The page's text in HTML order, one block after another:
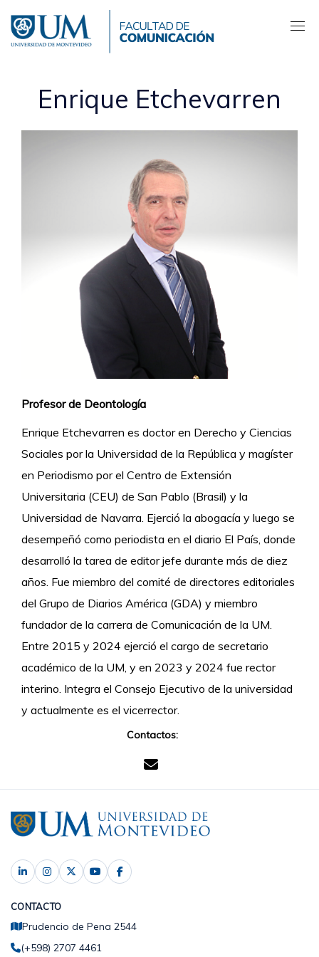
contenido
principal
Enrique Etchevarren
Profesor de Deontología
Enrique Etchevarren es doctor en Derecho y Ciencias
Sociales por la Universidad de la República y magíster
en Periodismo por el Centro de Extensión
Universitaria (CEU) de San Pablo (Brasil) y la
Universidad de Navarra. Ejerció la abogacía y luego se
desempeñó como periodista en el diario El País, donde
desarrolló la tarea de editor jefe durante más de diez
años. Fue miembro del comité de directores editoriales
del Grupo de Diarios América (GDA) y miembro
fundador de la carrera de Comunicación de la UM.
Entre 2015 y 2024 ejerció el cargo de secretario
académico de la UM, y en 2023 y 2024 fue rector
interino. Integra el Consejo Ejecutivo de la universidad
y actualmente es el vicerrector.
Contactos:
CONTACTO
Prudencio de Pena 2544
(+598) 2707 4461